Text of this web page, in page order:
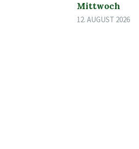
Mittwoch
12. AUGUST 2026